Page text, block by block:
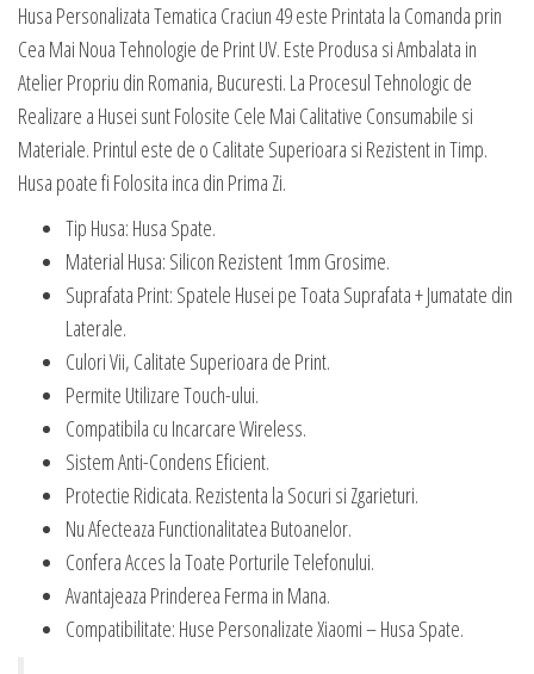
Husa Personalizata Tematica Craciun 49 este Printata la Comanda prin
Cea Mai Noua Tehnologie de Print UV. Este Produsa si Ambalata in
Atelier Propriu din Romania, Bucuresti. La Procesul Tehnologic de
Realizare a Husei sunt Folosite Cele Mai Calitative Consumabile si
Materiale. Printul este de o Calitate Superioara si Rezistent in Timp.
Husa poate fi Folosita inca din Prima Zi.
Tip Husa: Husa Spate.
Material Husa: Silicon Rezistent 1mm Grosime.
Suprafata Print: Spatele Husei pe Toata Suprafata + Jumatate din
Laterale.
Culori Vii, Calitate Superioara de Print.
Permite Utilizare Touch-ului.
Compatibila cu Incarcare Wireless.
Sistem Anti-Condens Eficient.
Protectie Ridicata. Rezistenta la Socuri si Zgarieturi.
Nu Afecteaza Functionalitatea Butoanelor.
Confera Acces la Toate Porturile Telefonului.
Avantajeaza Prinderea Ferma in Mana.
Compatibilitate: Huse Personalizate Xiaomi – Husa Spate.